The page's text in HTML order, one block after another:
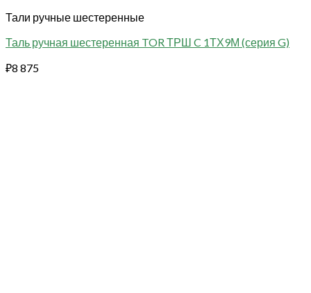
Тали ручные шестеренные
Таль ручная шестеренная TOR ТРШ C 1ТХ9М (серия G)
₽8 875